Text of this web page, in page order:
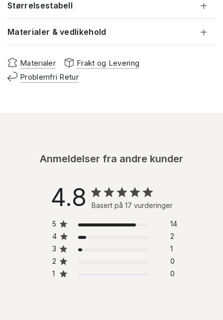
Størrelsestabell
Materialer & vedlikehold
Materialer
Frakt og Levering
Problemfri Retur
Anmeldelser fra andre kunder
4.8 Basert på 17 vurderinger
5
14
4
2
3
1
2
0
1
0